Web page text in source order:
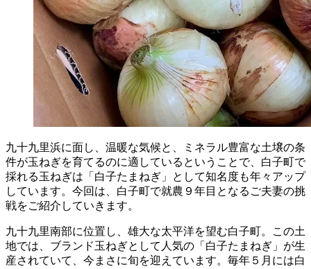
九十九里浜に面し、温暖な気候と、ミネラル豊富な土壌の条
件が玉ねぎを育てるのに適しているということで、白子町で
採れる玉ねぎは「白子たまねぎ」として知名度も年々アップ
しています。今回は、白子町で就農９年目となるご夫妻の挑
戦をご紹介していきます。
九十九里南部に位置し、雄大な太平洋を望む白子町。この土
地では、ブランド玉ねぎとして人気の「白子たまねぎ」が生
産されていて、今まさに旬を迎えています。毎年５月には白